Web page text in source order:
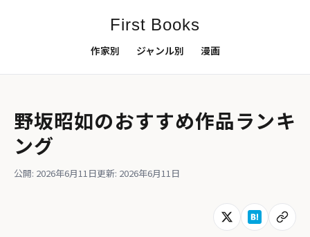
First Books
作家別 ジャンル別 漫画
野坂昭如のおすすめ作品ランキ
ング
公開: 2026年6月11日更新: 2026年6月11日